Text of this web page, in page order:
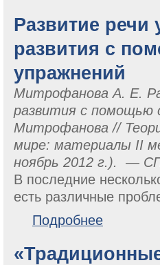
Развитие речи
развития с
упражнений
Митрофанова А. Е.
развития с помощью
Митрофанова //
мире: материалы II
ноябрь 2012 г.). —
В последние
есть различные
Подробнее